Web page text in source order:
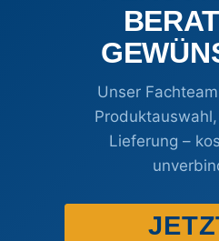
Unser
Lieferung –